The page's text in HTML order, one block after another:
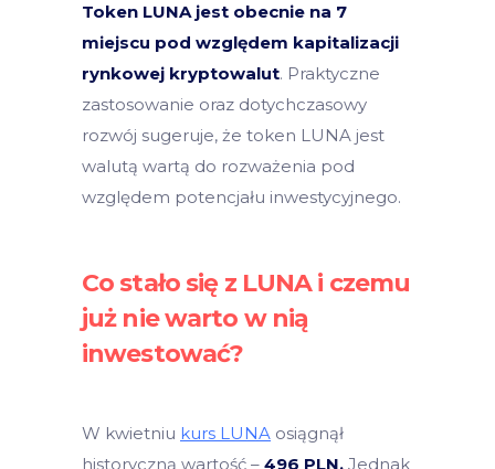
Token LUNA jest obecnie na 7
miejscu pod względem kapitalizacji
rynkowej kryptowalut. Praktyczne
zastosowanie oraz dotychczasowy
rozwój sugeruje, że token LUNA jest
walutą wartą do rozważenia pod
względem potencjału inwestycyjnego.
Co stało się z LUNA i czemu
już nie warto w nią
inwestować?
W kwietniu kurs LUNA osiągnął
historyczną wartość – 496 PLN. Jednak